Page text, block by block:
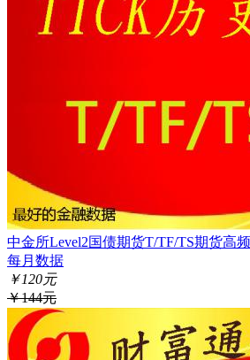
中金所Level2国债期货T/TF/TS期货高
每月数据
￥120元
￥144元